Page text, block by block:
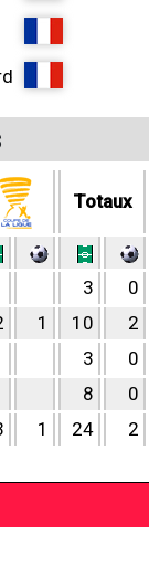
Totaux
3
0
1 10
2
3
0
8
0
1 24 2